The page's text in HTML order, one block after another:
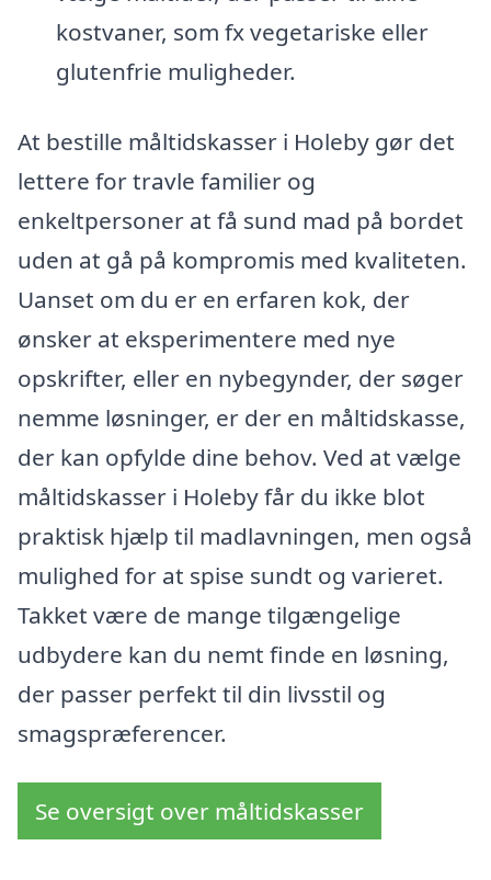
kostvaner, som fx vegetariske eller
glutenfrie muligheder.
At bestille måltidskasser i Holeby gør det
lettere for travle familier og
enkeltpersoner at få sund mad på bordet
uden at gå på kompromis med kvaliteten.
Uanset om du er en erfaren kok, der
ønsker at eksperimentere med nye
opskrifter, eller en nybegynder, der søger
nemme løsninger, er der en måltidskasse,
der kan opfylde dine behov. Ved at vælge
måltidskasser i Holeby får du ikke blot
praktisk hjælp til madlavningen, men også
mulighed for at spise sundt og varieret.
Takket være de mange tilgængelige
udbydere kan du nemt finde en løsning,
der passer perfekt til din livsstil og
smagspræferencer.
Se oversigt over måltidskasser